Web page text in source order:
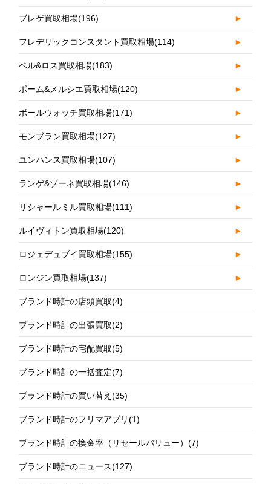
ブレゲ買取相場(196) ►
フレデリックコンスタント買取相場(114) ►
ベル&ロス買取相場(183) ►
ボーム&メルシエ買取相場(120) ►
ボールウォッチ買取相場(171) ►
モンブラン買取相場(127) ►
ユンハンス買取相場(107) ►
ランゲ&ゾーネ買取相場(146) ►
リシャールミル買取相場(111) ►
ルイヴィトン買取相場(120) ►
ロジェデュブイ買取相場(155) ►
ロンジン買取相場(137) ►
ブランド時計の店頭買取(4)
ブランド時計の出張買取(2)
ブランド時計の宅配買取(5)
ブランド時計の一括査定(7)
ブランド時計の買い替え(35)
ブランド時計のフリマアプリ(1)
ブランド時計の換金率（リセールバリュー）(7)
ブランド時計のニュース(127)